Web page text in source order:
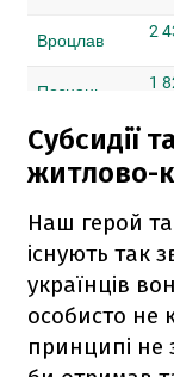
Субсидії
житлово-
Наш герой
існують так
українців
особисто не
принципі не